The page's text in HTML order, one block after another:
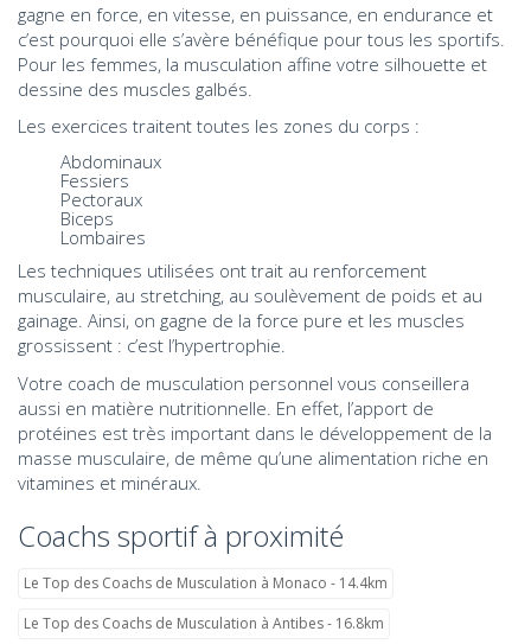
gagne en force, en vitesse, en puissance, en endurance et
c’est pourquoi elle s’avère bénéfique pour tous les sportifs.
Pour les femmes, la musculation affine votre silhouette et
dessine des muscles galbés.
Les exercices traitent toutes les zones du corps :
Abdominaux
Fessiers
Pectoraux
Biceps
Lombaires
Les techniques utilisées ont trait au renforcement
musculaire, au stretching, au soulèvement de poids et au
gainage. Ainsi, on gagne de la force pure et les muscles
grossissent : c’est l’hypertrophie.
Votre coach de musculation personnel vous conseillera
aussi en matière nutritionnelle. En effet, l’apport de
protéines est très important dans le développement de la
masse musculaire, de même qu’une alimentation riche en
vitamines et minéraux.
Coachs sportif à proximité
Le Top des Coachs de Musculation à Monaco - 14.4km
Le Top des Coachs de Musculation à Antibes - 16.8km